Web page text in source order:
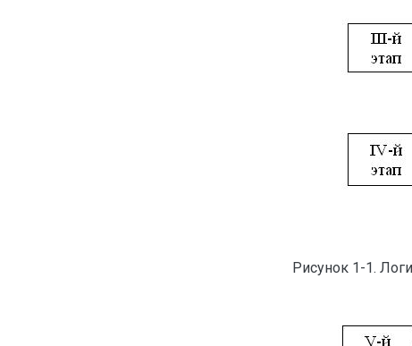
Рисунок 1-1.